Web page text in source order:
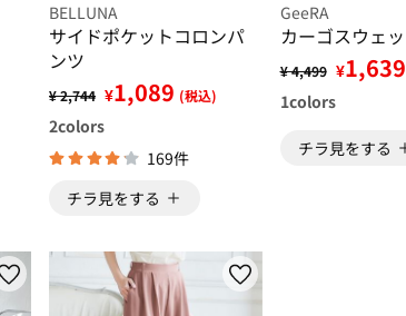
BELLUNA
サイドポケットコロンパ
ンツ
¥ 2,744 ¥1,089 (税込)
2colors
169件
チラ見をする
GeeRA
カーゴスウェ
¥ 4,499 ¥1,639
1colors
チラ見をする